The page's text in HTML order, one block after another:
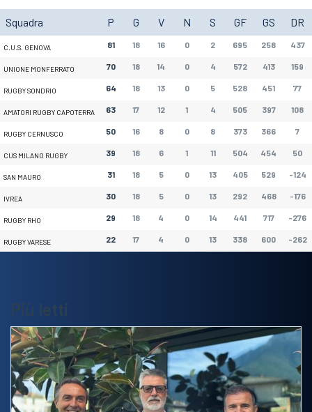
Squadra P G V N S GF GS DR
C.U.S. GENOVA 81 18 16 0 2 695 258 437
UNIONE MONFERRATO 70 18 14 0 4 572 413 159
RUGBY SONDRIO 64 18 13 0 5 528 451 77
AMATORI RUGBY CAPOTERRA 63 17 12 1 4 505 397 108
RUGBY CERNUSCO 50 16 8 0 8 373 366 7
CUS MILANO RUGBY 39 18 6 1 11 504 454 50
SAN MAURO 31 18 5 0 13 405 529 -124
IVREA 30 18 5 0 13 292 468 -176
RUGBY RHO 29 18 4 0 14 441 717 -276
RUGBY VARESE 22 17 4 0 13 338 600 -262
Più letti